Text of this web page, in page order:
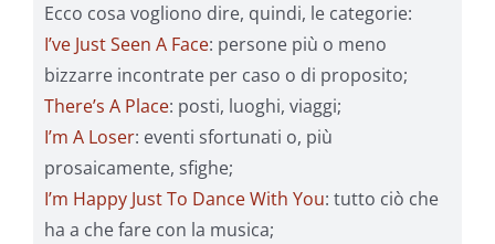
Ecco cosa vogliono dire, quindi, le categorie:
I’ve Just Seen A Face: persone più o meno
bizzarre incontrate per caso o di proposito;
There’s A Place: posti, luoghi, viaggi;
I’m A Loser: eventi sfortunati o, più
prosaicamente, sfighe;
I’m Happy Just To Dance With You: tutto ciò che
ha a che fare con la musica;